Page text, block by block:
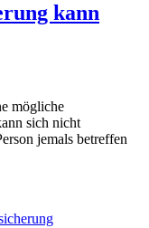
kann
mögliche
sich nicht
jemals betreffen